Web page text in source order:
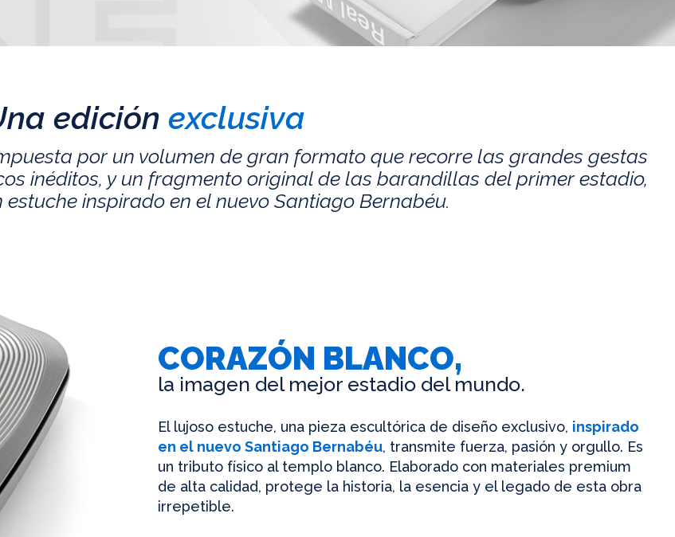
edición exclusiva
por un volumen de gran formato que recorre las grandes gestas
inéditos, y un fragmento original de las barandillas del primer estadio,
inspirado en el nuevo Santiago Bernabéu.
CORAZÓN BLANCO,
la imagen del mejor estadio del mundo.
El lujoso estuche, una pieza escultórica de diseño exclusivo, inspirado
en el nuevo Santiago Bernabéu, transmite fuerza, pasión y orgullo. Es
un tributo físico al templo blanco. Elaborado con materiales premium
de alta calidad, protege la historia, la esencia y el legado de esta obra
irrepetible.